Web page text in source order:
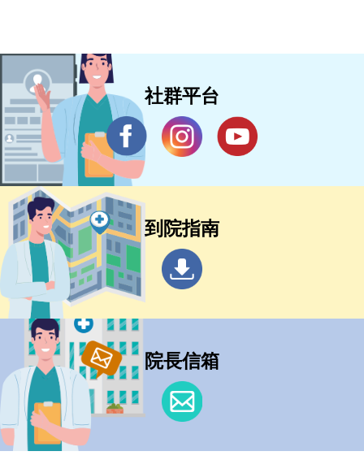
社群平台
到院指南
院長信箱